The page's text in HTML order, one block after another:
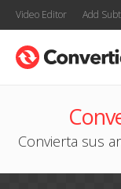
Video Editor Add
Convierta sus